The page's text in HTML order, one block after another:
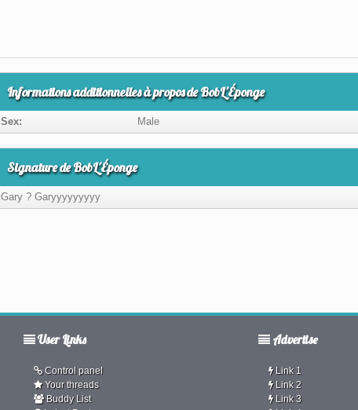
Informations additionnelles à propos de BobL'Éponge
Sex: Male
Signature de BobL'Éponge
Gary ? Garyyyyyyyyy
User Links
Control panel
Your threads
Buddy List
Advertise
Link 1
Link 2
Link 3